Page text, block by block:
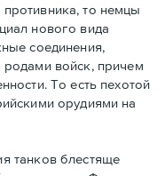
то немцы
нового вида
соединения,
войск, причем
То есть пехотой
орудиями на
танков блестяще